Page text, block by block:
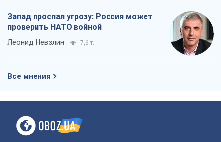
Запад проспал угрозу: Россия может
проверить НАТО войной
Леонид Невзлин 7,6 т.
Все мнения